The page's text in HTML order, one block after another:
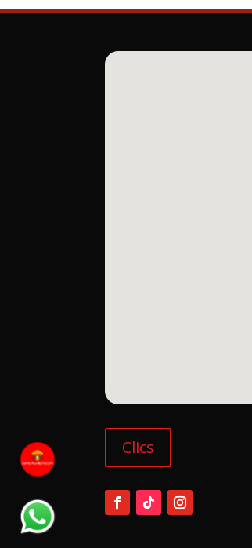
Clics